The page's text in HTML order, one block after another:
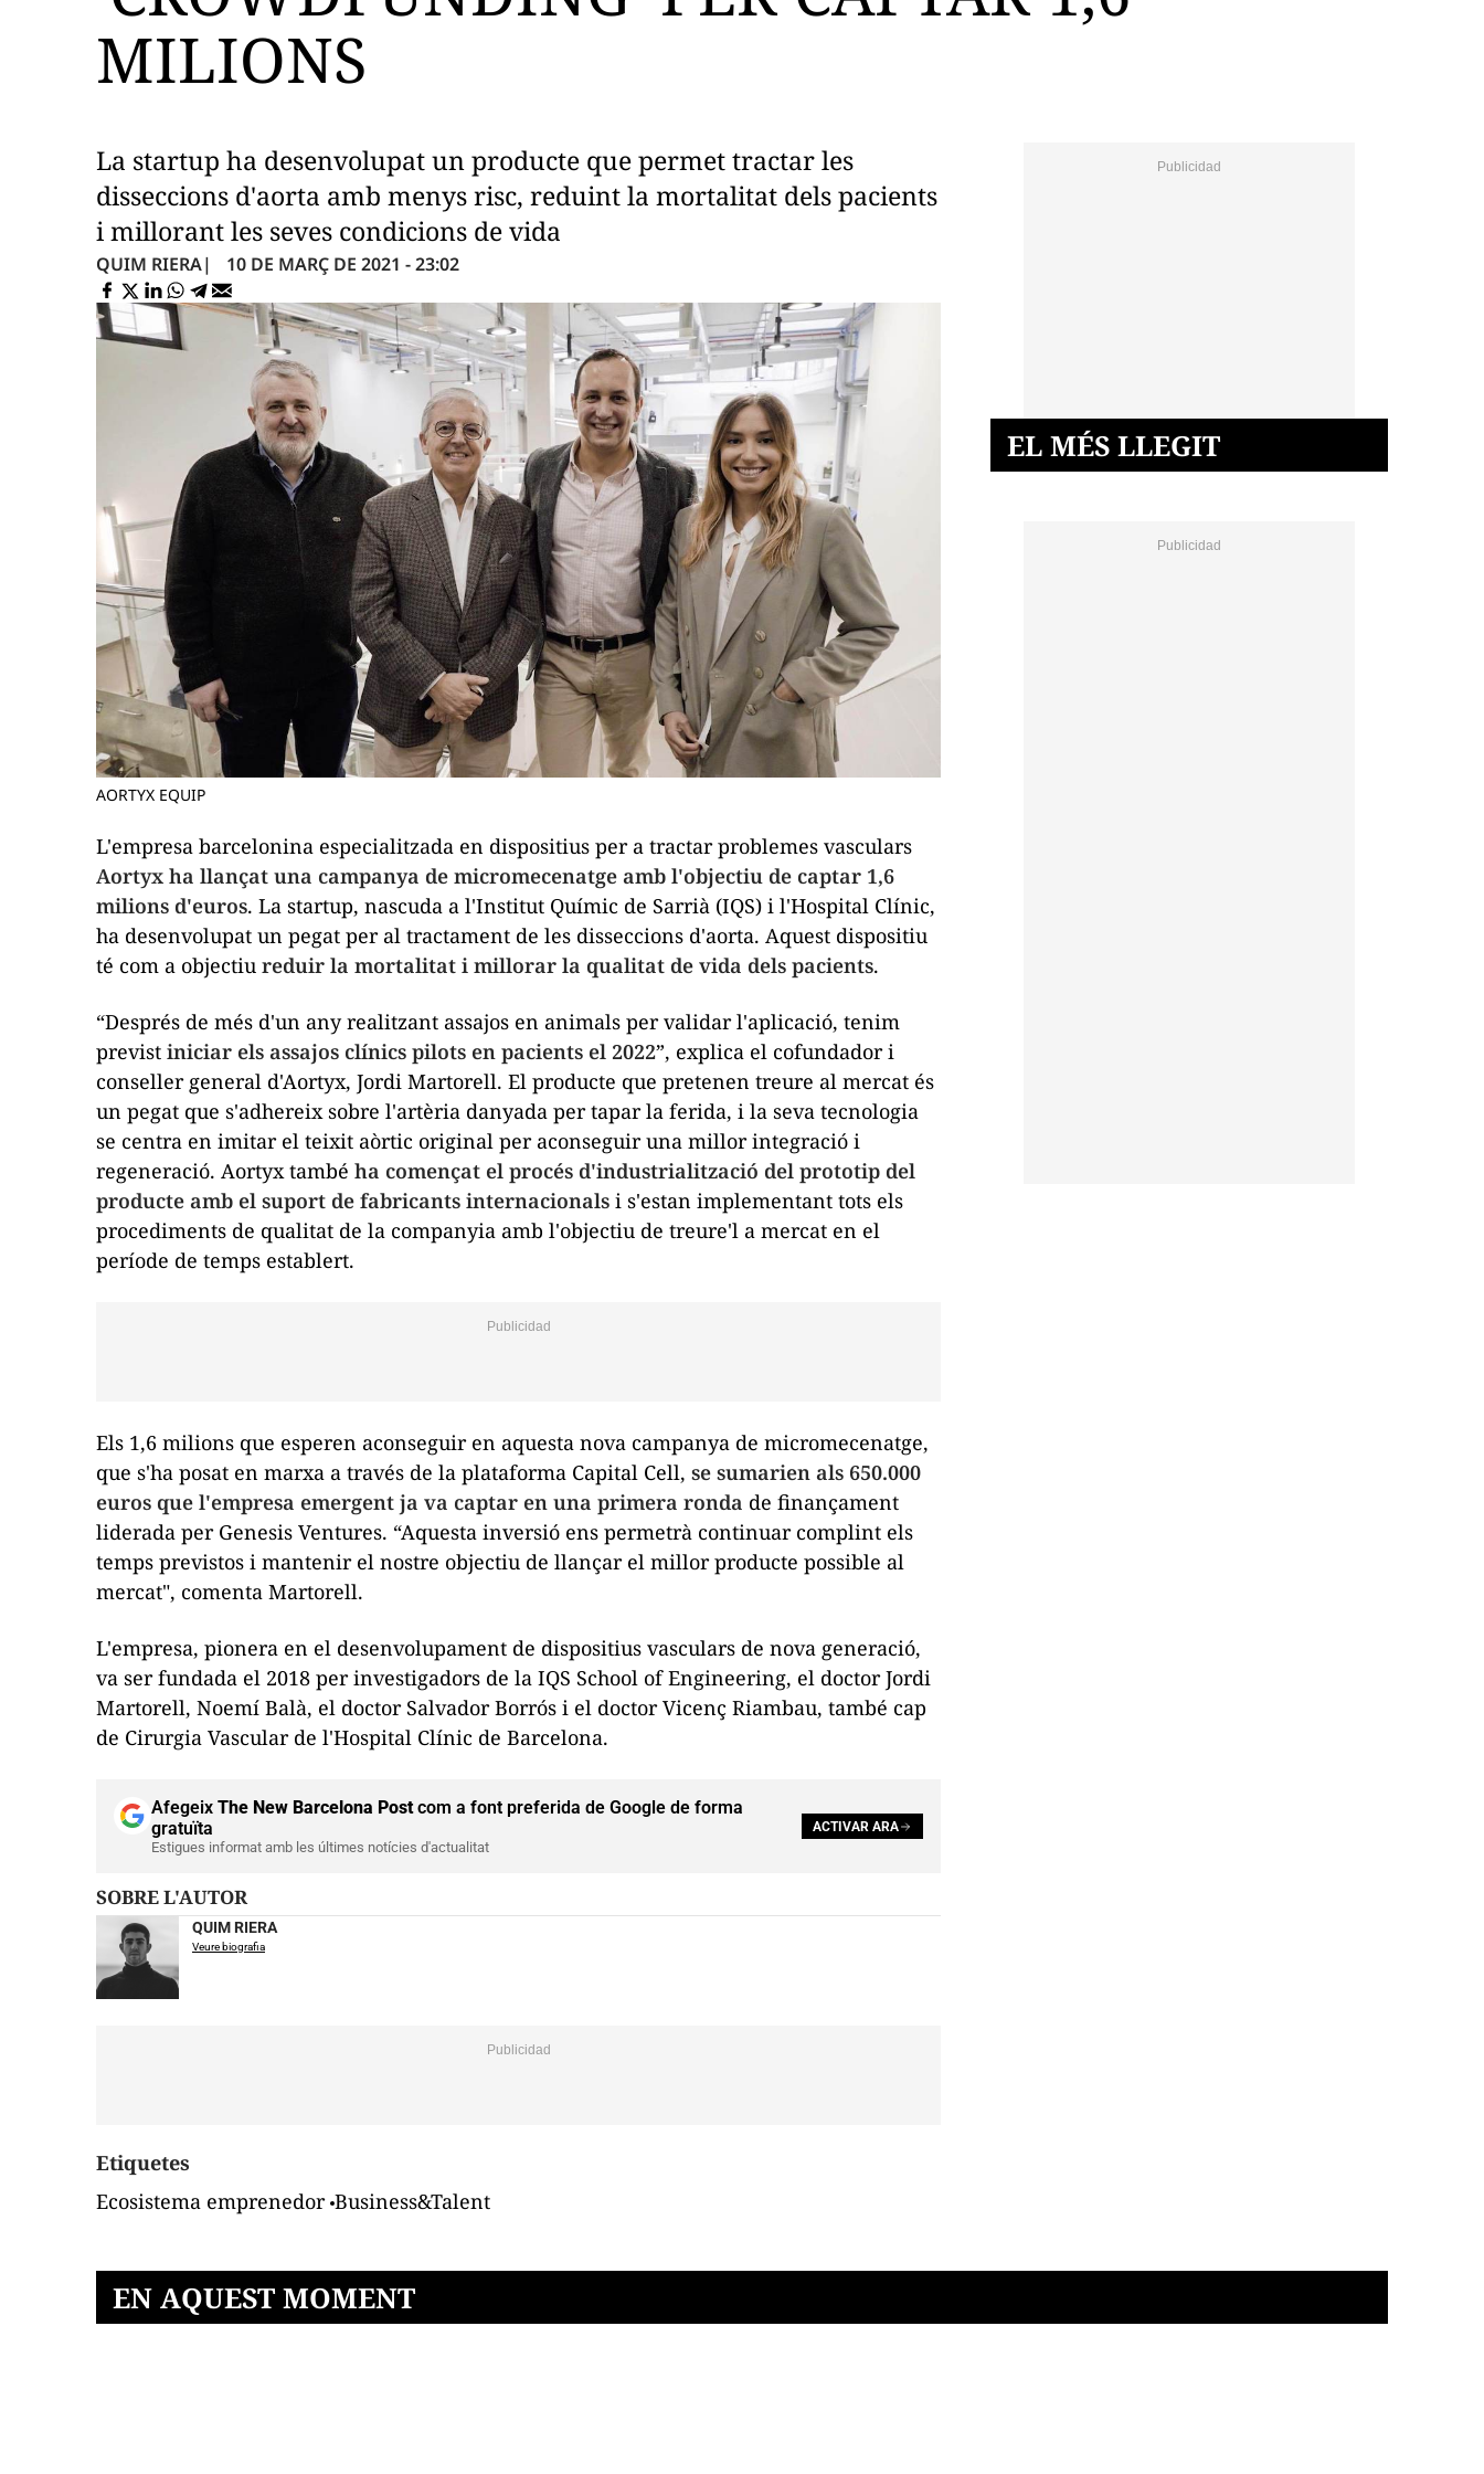
MILIONS
La startup ha desenvolupat un producte que permet tractar les
disseccions d'aorta amb menys risc, reduint la mortalitat dels pacients
i millorant les seves condicions de vida
QUIM RIERA 10 DE MARÇ DE 2021 - 23:02
AORTYX EQUIP
L'empresa barcelonina especialitzada en dispositius per a tractar problemes vasculars
Aortyx ha llançat una campanya de micromecenatge amb l'objectiu de captar 1,6
milions d'euros. La startup, nascuda a l'Institut Químic de Sarrià (IQS) i l'Hospital Clínic,
ha desenvolupat un pegat per al tractament de les disseccions d'aorta. Aquest dispositiu
té com a objectiu reduir la mortalitat i millorar la qualitat de vida dels pacients.
“Després de més d'un any realitzant assajos en animals per validar l'aplicació, tenim
previst iniciar els assajos clínics pilots en pacients el 2022”, explica el cofundador i
conseller general d'Aortyx, Jordi Martorell. El producte que pretenen treure al mercat és
un pegat que s'adhereix sobre l'artèria danyada per tapar la ferida, i la seva tecnologia
se centra en imitar el teixit aòrtic original per aconseguir una millor integració i
regeneració. Aortyx també ha començat el procés d'industrialització del prototip del
producte amb el suport de fabricants internacionals i s'estan implementant tots els
procediments de qualitat de la companyia amb l'objectiu de treure'l a mercat en el
període de temps establert.
Els 1,6 milions que esperen aconseguir en aquesta nova campanya de micromecenatge,
que s'ha posat en marxa a través de la plataforma Capital Cell, se sumarien als 650.000
euros que l'empresa emergent ja va captar en una primera ronda de finançament
liderada per Genesis Ventures. “Aquesta inversió ens permetrà continuar complint els
temps previstos i mantenir el nostre objectiu de llançar el millor producte possible al
mercat", comenta Martorell.
L'empresa, pionera en el desenvolupament de dispositius vasculars de nova generació,
va ser fundada el 2018 per investigadors de la IQS School of Engineering, el doctor Jordi
Martorell, Noemí Balà, el doctor Salvador Borrós i el doctor Vicenç Riambau, també cap
de Cirurgia Vascular de l'Hospital Clínic de Barcelona.
Afegeix The New Barcelona Postcom a font preferida de Google de forma
gratuïta
Estigues informat amb les últimes notícies d'actualitat
ACTIVAR ARA
SOBRE L'AUTOR
QUIM RIERA
Veure biografia
Etiquetes
Ecosistema emprenedor Business&Talent
EL MÉS LLEGIT
EN AQUEST MOMENT